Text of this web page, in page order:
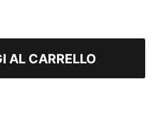
AL CARRELLO